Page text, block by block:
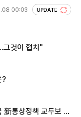
00:03 UPDATE
그것이 협치"
?
통상정책 교두보 활